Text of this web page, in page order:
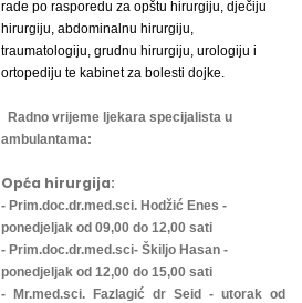
rade po rasporedu za opštu hirurgiju, dječiju
hirurgiju, abdominalnu hirurgiju,
traumatologiju, grudnu hirurgiju, urologiju i
ortopediju te kabinet za bolesti dojke.
Radno vrijeme ljekara specijalista u
ambulantama:
Opća hirurgija:
- Prim.doc.dr.med.sci. Hodžić Enes -
ponedjeljak od 09,00 do 12,00 sati
- Prim.doc.dr.med.sci- Škiljo Hasan -
ponedjeljak od 12,00 do 15,00 sati
- Mr.med.sci. Fazlagić dr Seid - utorak od